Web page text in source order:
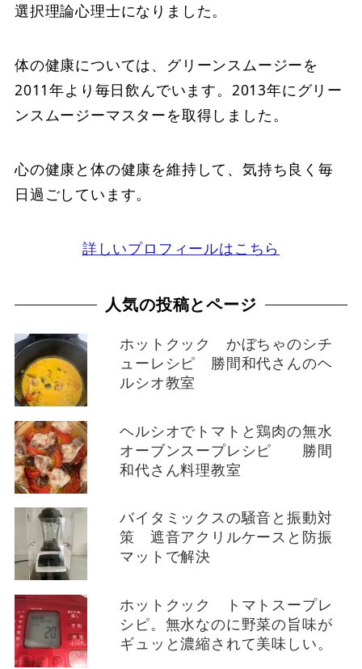
選択理論心理士になりました。
体の健康については、グリーンスムージーを
2011年より毎日飲んでいます。2013年にグリー
ンスムージーマスターを取得しました。
心の健康と体の健康を維持して、気持ち良く毎
日過ごしています。
詳しいプロフィールはこちら
人気の投稿とページ
ホットクック かぼちゃのシチ
ューレシピ 勝間和代さんのヘ
ルシオ教室
ヘルシオでトマトと鶏肉の無水
オーブンスープレシピ 勝間
和代さん料理教室
バイタミックスの騒音と振動対
策 遮音アクリルケースと防振
マットで解決
ホットクック トマトスープレ
シピ。無水なのに野菜の旨味が
ギュッと濃縮されて美味しい。